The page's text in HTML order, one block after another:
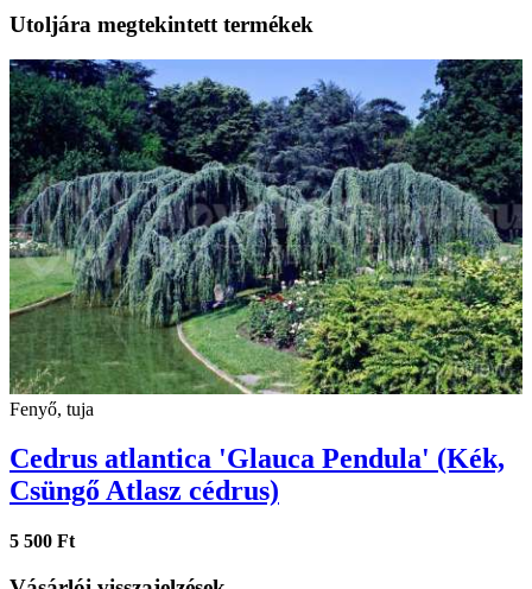
Utoljára megtekintett termékek
Fenyő, tuja
Cedrus atlantica 'Glauca Pendula' (Kék,
Csüngő Atlasz cédrus)
5 500 Ft